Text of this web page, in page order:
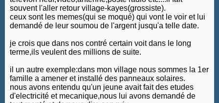
souvent l'aller retour village-kayes(grossiste).
ceux sont les memes(qui se moqué) qui vont le voir et lui
demandé de leur soumou de l'argent jusqu'a telle date.
je crois que dans nos contré certain voit dans le long
terme,ils veulent des millions de suite.
il un autre exemple:dans mon village nous sommes la 1er
famille a amener et installé des panneaux solaires.
nous avons entendu qu'un jeune avait fait des etudes
d'electricité et mecanique,nous lui avons demandé de